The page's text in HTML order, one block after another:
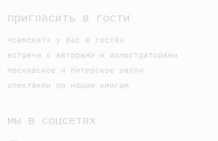
пригласить в гости
«самокат» у вас в гостях
встречи с авторами и иллюстраторами
московское и питерское ралли
спектакли по нашим книгам
мы в соцсетях